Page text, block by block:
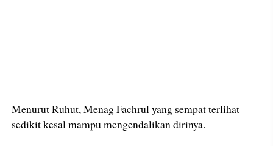
Menurut Ruhut, Menag Fachrul yang sempat terlihat
sedikit kesal mampu mengendalikan dirinya.